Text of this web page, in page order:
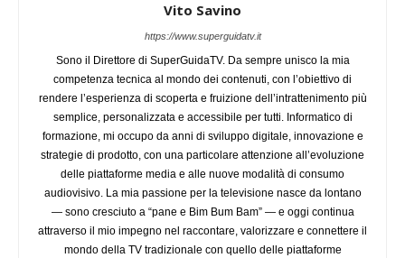
Vito Savino
https://www.superguidatv.it
Sono il Direttore di SuperGuidaTV. Da sempre unisco la mia
competenza tecnica al mondo dei contenuti, con l’obiettivo di
rendere l’esperienza di scoperta e fruizione dell’intrattenimento più
semplice, personalizzata e accessibile per tutti. Informatico di
formazione, mi occupo da anni di sviluppo digitale, innovazione e
strategie di prodotto, con una particolare attenzione all’evoluzione
delle piattaforme media e alle nuove modalità di consumo
audiovisivo. La mia passione per la televisione nasce da lontano
— sono cresciuto a “pane e Bim Bum Bam” — e oggi continua
attraverso il mio impegno nel raccontare, valorizzare e connettere il
mondo della TV tradizionale con quello delle piattaforme